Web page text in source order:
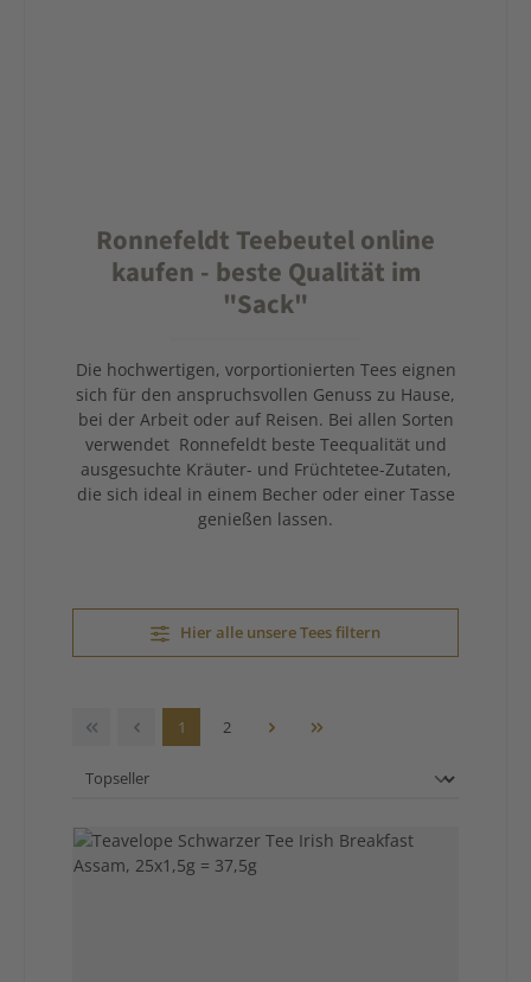
Ronnefeldt Teebeutel online
kaufen - beste Qualität im
"Sack"
Die hochwertigen, vorportionierten Tees eignen
sich für den anspruchsvollen Genuss zu Hause,
bei der Arbeit oder auf Reisen. Bei allen Sorten
verwendet Ronnefeldt beste Teequalität und
ausgesuchte Kräuter- und Früchtetee-Zutaten,
die sich ideal in einem Becher oder einer Tasse
genießen lassen.
Hier alle unsere Tees filtern
Seite
1 Seite
2